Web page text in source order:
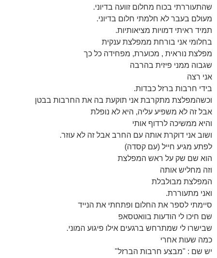
שהתעוררתי בכוח מחלום זוועה בדיוני.
מעולם בעבר לא חלמתי חלום בדיוני.
תמיד ראיתי דמויות מציאותיות.
בחלומי אני בורחת ממפלצת ענקית
מפלצת נוראית , מכוערת, מפחידה כל כך
שגבוה ממני פיזית בהרבה
אני רצה
בידי חרבות ברזל כבדות.
וכשהמפלצת מתקרבת אני תוקעת בה את החרבות בבטן
אבל זה לא משפיע עליה, היא לא נופלת
והיא ממשיכה לרדוף אותי
ושוב אני דוקרת אותה עם החרב אבל זה לא עוזר.
לפתע מגיע חייל (עם קסדה)
הוא שם שק על ראש המפלצת
וזה מחליש אותה
המפלצת מבולבלת
ואני מתעוררת.
סיימתי לספר את החלום ופתחתי את הנייד
שם חיכו לי הודעות בוואטסאפ
שבישרו לי שמתרחש ברגעים אילו פיגוע המוני.
כמה שעות אחרי
יש שם : "מבצע חרבות הברזל"